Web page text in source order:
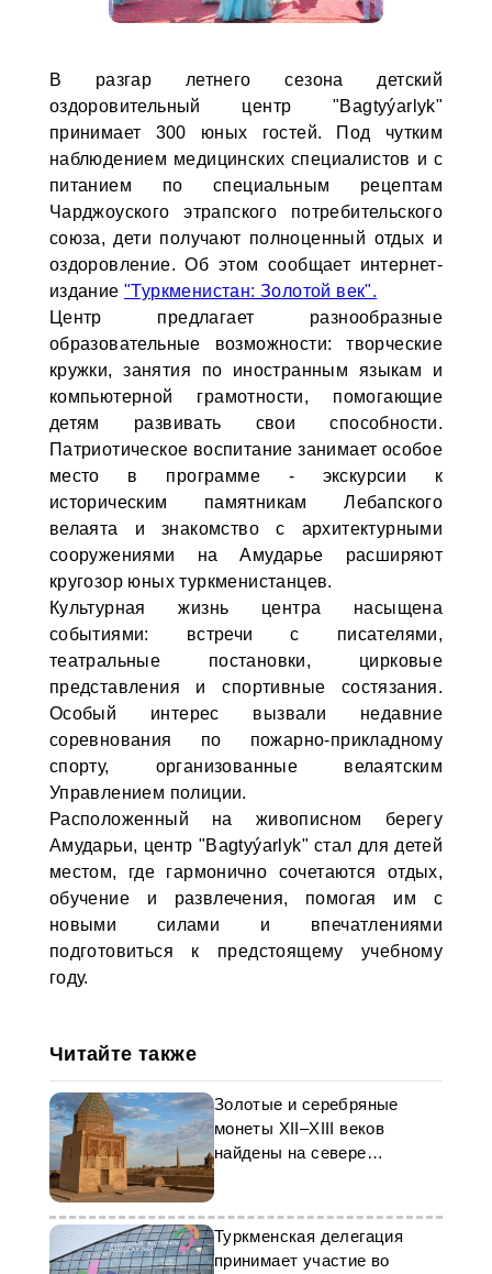
В разгар летнего сезона детский
оздоровительный центр "Bagtyýarlyk"
принимает 300 юных гостей. Под чутким
наблюдением медицинских специалистов и с
питанием по специальным рецептам
Чарджоуского этрапского потребительского
союза, дети получают полноценный отдых и
оздоровление. Об этом сообщает интернет-
издание "Туркменистан: Золотой век".
Центр предлагает разнообразные
образовательные возможности: творческие
кружки, занятия по иностранным языкам и
компьютерной грамотности, помогающие
детям развивать свои способности.
Патриотическое воспитание занимает особое
место в программе - экскурсии к
историческим памятникам Лебапского
велаята и знакомство с архитектурными
сооружениями на Амударье расширяют
кругозор юных туркменистанцев.
Культурная жизнь центра насыщена
событиями: встречи с писателями,
театральные постановки, цирковые
представления и спортивные состязания.
Особый интерес вызвали недавние
соревнования по пожарно-прикладному
спорту, организованные велаятским
Управлением полиции.
Расположенный на живописном берегу
Амударьи, центр "Bagtyýarlyk" стал для детей
местом, где гармонично сочетаются отдых,
обучение и развлечения, помогая им с
новыми силами и впечатлениями
подготовиться к предстоящему учебному
году.
Читайте также
Золотые и серебряные
монеты XII–XIII веков
найдены на севере
Туркменистана
Туркменская делегация
принимает участие во